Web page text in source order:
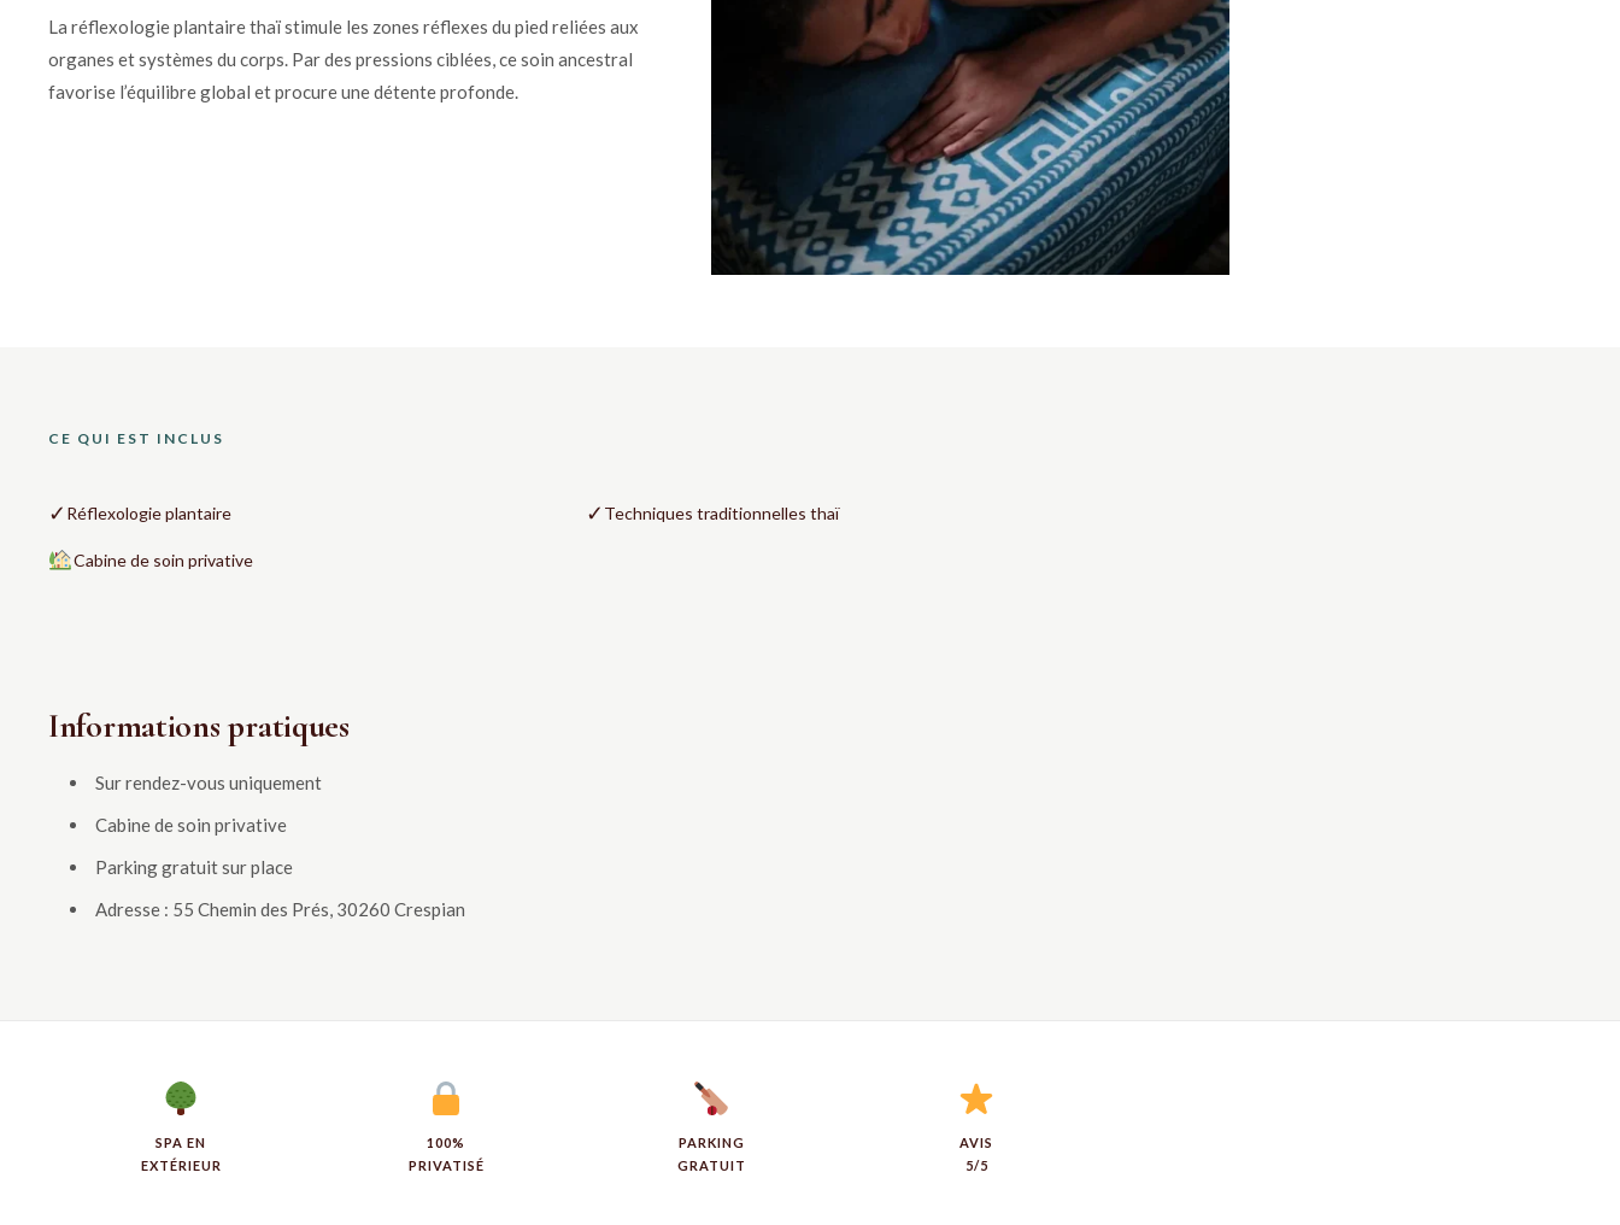
La réflexologie plantaire thaï stimule les zones réflexes du pied reliées aux
organes et systèmes du corps. Par des pressions ciblées, ce soin ancestral
favorise l’équilibre global et procure une détente profonde.
CE QUI EST INCLUS
✓ Réflexologie plantaire ✓ Techniques traditionnelles thaï
Cabine de soin privative
Informations pratiques
Sur rendez-vous uniquement
Cabine de soin privative
Parking gratuit sur place
Adresse : 55 Chemin des Prés, 30260 Crespian
SPA EN
EXTÉRIEUR
100%
PRIVATISÉ
PARKING
GRATUIT
AVIS
5/5